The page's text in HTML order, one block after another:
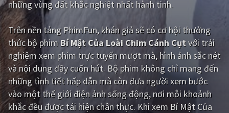
Giật gân
Bí ẩn Lịch sử
Viễn Tây Tiểu sử
GameShow DramaTV
QUỐC GIA
những vùng đất khắc nghiệt nhất hành tinh.
Trên nền tảng PhimFun, khán giả sẽ có cơ hội thưởng
thức bộ phim Bí Mật Của Loài Chim Cánh Cụtvới trải
nghiệm xem phim trực tuyến mượt mà, hình ảnh sắc nét
và nội dung đầy cuốn hút. Bộ phim không chỉ mang đến
những tình tiết hấp dẫn mà còn đưa người xem bước
vào một thế giới điện ảnh sống động, nơi mỗi khoảnh
khắc đều được tái hiện chân thực. Khi xem Bí Mật Của